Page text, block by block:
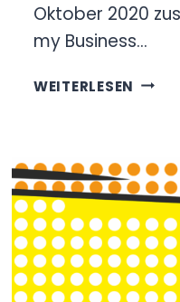
Oktober 2020
my Business…
WEITERLESEN
–
UND